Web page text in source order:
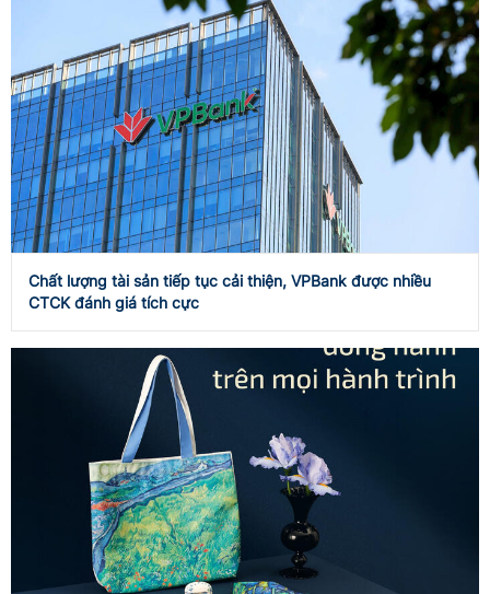
Chất lượng tài sản tiếp tục cải thiện, VPBank được nhiều
CTCK đánh giá tích cực